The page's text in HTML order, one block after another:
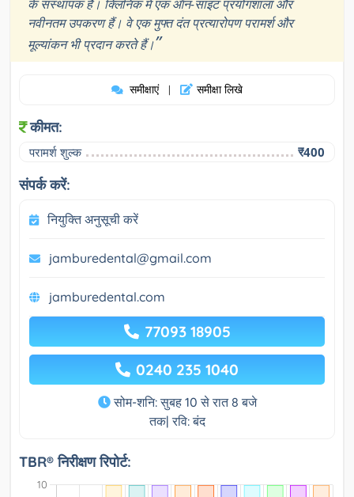
के संस्थापक हैं। क्लिनिक में एक ऑन-साइट प्रयोगशाला और
नवीनतम उपकरण हैं। वे एक मुफ्त दंत प्रत्यारोपण परामर्श और
मूल्यांकन भी प्रदान करते हैं।”
समीक्षाएं | समीक्षा लिखे
कीमत:
परामर्श शुल्क ₹400
संपर्क करें:
नियुक्ति अनुसूची करें
jamburedental@gmail.com
jamburedental.com
77093 18905
0240 235 1040
सोम-शनि: सुबह 10 से रात 8 बजे
तक| रवि: बंद
TBR® निरीक्षण रिपोर्ट: